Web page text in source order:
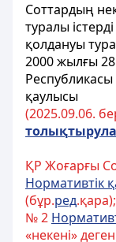
Соттардың
туралы
қолдануы
2000 жылғы 28
қаулысы
(2025.09.06.
толық
ҚР Жоғарғы
Нормативтік
(бұр.ред
№ 2
«некені»